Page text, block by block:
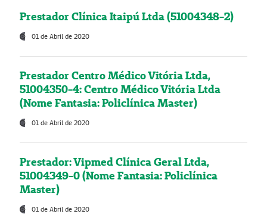
Prestador Clínica Itaipú Ltda (51004348-2)
01 de Abril de 2020
Prestador Centro Médico Vitória Ltda,
51004350-4: Centro Médico Vitória Ltda
(Nome Fantasia: Policlínica Master)
01 de Abril de 2020
Prestador: Vipmed Clínica Geral Ltda,
51004349-0 (Nome Fantasia: Policlínica
Master)
01 de Abril de 2020